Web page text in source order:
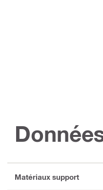
Matériaux support